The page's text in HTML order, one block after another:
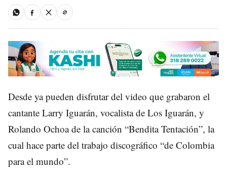
Desde ya pueden disfrutar del video que grabaron el
cantante Larry Iguarán, vocalista de Los Iguarán, y
Rolando Ochoa de la canción “Bendita Tentación”, la
cual hace parte del trabajo discográfico “de Colombia
para el mundo”.